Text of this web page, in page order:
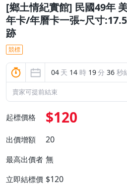
[鄉土情紀實館] 民國49年
年卡/年曆卡一張~尺寸
跡
競標
04 天 14 時 19分 34 秒
賣家可提前結束
起標價格 $120
出價增額 20
最高出價者 無
立即結標價 $120